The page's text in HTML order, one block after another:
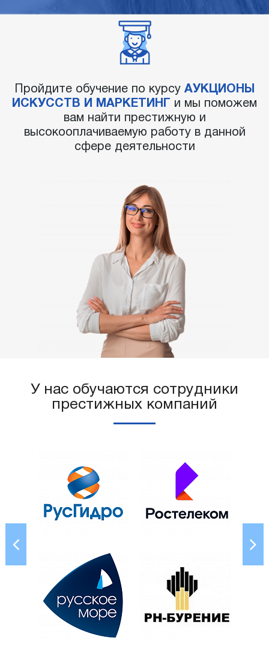
Пройдите обучение по курсу АУКЦИОНЫ
ИСКУССТВ И МАРКЕТИНГ
и мы поможем
вам найти престижную и
высокооплачиваемую работу в данной
сфере деятельности
У нас обучаются сотрудники
престижных компаний